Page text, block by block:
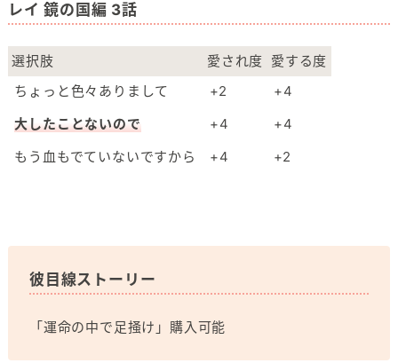
レイ 鏡の国編 3話
選択肢 愛され度 愛する度
ちょっと色々ありまして
+2
+4
大したことないので
+4
+4
もう血もでていないですから
+4 +2
彼目線ストーリー
「運命の中で足掻け」購入可能